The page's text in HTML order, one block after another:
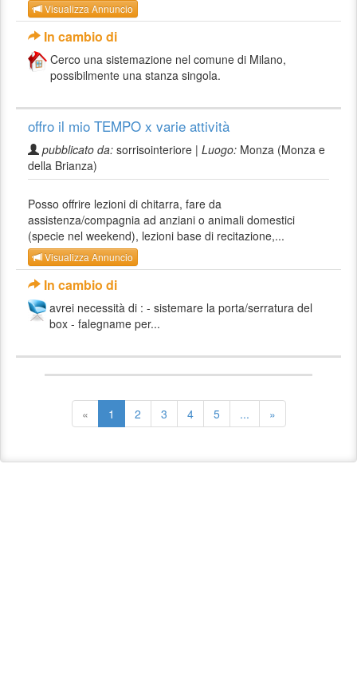
Visualizza Annuncio
In cambio di
Cerco una sistemazione nel comune di Milano,
possibilmente una stanza singola.
offro il mio TEMPO x varie attività
pubblicato da: sorrisointeriore | Luogo: Monza (Monza e
della Brianza)
Posso offrire lezioni di chitarra, fare da
assistenza/compagnia ad anziani o animali domestici
(specie nel weekend), lezioni base di recitazione,...
Visualizza Annuncio
In cambio di
avrei necessità di : - sistemare la porta/serratura del
box - falegname per...
« 1 2 3 4 5 ... »